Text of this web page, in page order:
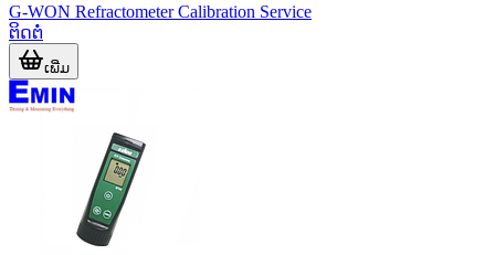
G-WON Refractometer Calibration Service
ຕິດຕໍ່
ເພີ່ມ